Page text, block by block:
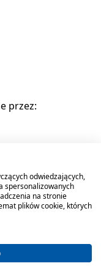
przez:
cookies
odwiedzających,
spersonalizowanych
na stronie
plików cookie, których